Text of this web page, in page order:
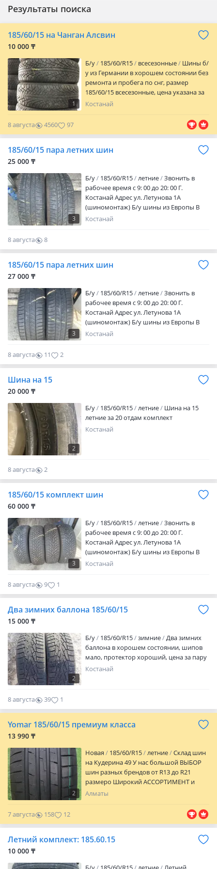
Результаты поиска
185/60/15 на Чанган Алсвин
10 000 ₸
1
Б/у 185/60/R15 всесезонные
Шины б/
у из Германии в хорошем состоянии без
ремонта и пробега по снг, размер
185/60/15 всесезонные, цена указана за
один балон. Костанай, работаем
Костанай
8 августа 4560 97
185/60/15 пара летних шин
25 000 ₸
3
Б/у 185/60/R15 летние
Звонить в
рабочее время с 9: 00 до 20: 00 Г.
Костанай Адрес ул. Летунова 1А
(шиномонтаж) Б/у шины из Европы В
отличном состоянии Без каких либо
могу скинуть Если не отвечают или
отключен пишите на телефон Размер
Костанай
8 августа
8
0
185/60/15 пара летних шин
27 000 ₸
3
Б/у 185/60/R15 летние
Звонить в
рабочее время с 9: 00 до 20: 00 Г.
Костанай Адрес ул. Летунова 1А
(шиномонтаж) Б/у шины из Европы В
отличном состоянии Без каких либо
могу скинуть Если не отвечают или
отключен пишите на телефон Размер
Костанай
8 августа 11 2
Шина на 15
20 000 ₸
2
Б/у 185/60/R15 летние
Шина на 15
летние за 20 отдам комплект
Костанай
8 августа
2
0
185/60/15 комплект шин
60 000 ₸
3
Б/у 185/60/R15 летние
Звонить в
рабочее время с 9: 00 до 20: 00 Г.
Костанай Адрес ул. Летунова 1А
(шиномонтаж) Б/у шины из Европы В
отличном состоянии Без каких либо
могу скинуть Если не отвечают или
отключен пишите на телефон Размер
Костанай
8 августа 9 1
Два зимних баллона 185/60/15
15 000 ₸
2
Б/у 185/60/R15 зимние
Два зимних
баллона в хорошем состоянии, шипов
мало, протектор хороший, цена за пару
Костанай
8 августа 39 1
Yomar 185/60/15 премиум класса
13 990 ₸
2
Новая 185/60/R15 летние
Склад шин
на Кудерина 49 У нас большой ВЫБОР
шин разных брендов от R13 до R21
размеро Широкий АССОРТИМЕНТ и
возможность выбрать из нескольких
Наши ЦЕНЫ ниже рынка и для вашего
ШИНОМОНТАЖ Наш АДРЕС: ул
Кудерина 49 (по Розыбакиева ниже
Алматы
7 августа 158 12
Летний комплект: 185.60.15
10 000 ₸